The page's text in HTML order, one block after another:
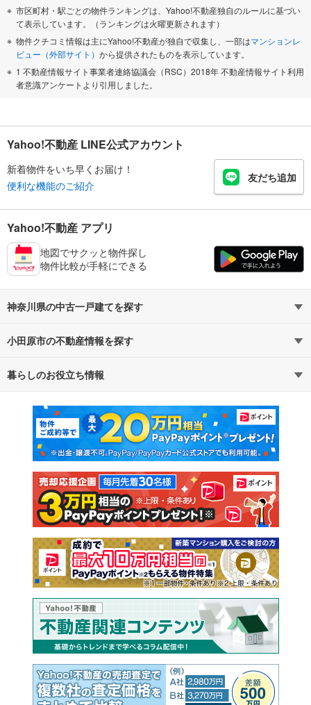
市区町村・駅ごとの物件ランキングは、Yahoo!不動産独自のルールに基づい
て表示しています。（ランキングは火曜更新されます）
物件クチコミ情報は主にYahoo!不動産が独自で収集し、一部はマンションレ
ビュー（外部サイト） から提供されたものを表示しています。
1 不動産情報サイト事業者連絡協議会（RSC）2018年 不動産情報サイト利用
者意識アンケートより引用しました。
Yahoo!不動産 LINE公式アカウント
新着物件をいち早くお届け！
便利な機能のご紹介
友だち追加
Yahoo!不動産 アプリ
地図でサクッと物件探し
物件比較が手軽にできる
神奈川県の中古一戸建てを探す
路線・駅から探す
通勤・通学時間から探す
小田原市の不動産情報を探す
不動産・住宅
新築マンション 中古マンション
新築一戸建て 中古一戸建て
注文住宅 土地
売却査定
暮らしのお役立ち情報
マンションカタログ 教えて！住まいの先生